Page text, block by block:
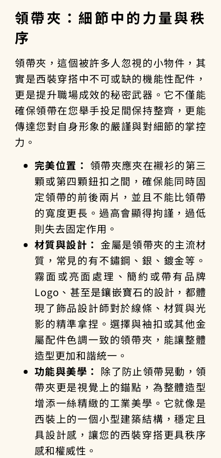
領帶夾：細節中的力量與秩
序
領帶夾，這個被許多人忽視的小物件，其
實是西裝穿搭中不可或缺的機能性配件，
更是提升職場成效的秘密武器。它不僅能
確保領帶在您舉手投足間保持整齊，更能
傳達您對自身形象的嚴謹與對細節的掌控
力。
完美位置： 領帶夾應夾在襯衫的第三
顆或第四顆鈕扣之間，確保能同時固
定領帶的前後兩片，並且不能比領帶
的寬度更長。過高會顯得拘謹，過低
則失去固定作用。
材質與設計： 金屬是領帶夾的主流材
質，常見的有不鏽鋼、銀、鍍金等。
霧面或亮面處理、簡約或帶有品牌
Logo、甚至是鑲嵌寶石的設計，都體
現了飾品設計師對於線條、材質與光
影的精準拿捏。選擇與袖扣或其他金
屬配件色調一致的領帶夾，能讓整體
造型更加和諧統一。
功能與美學： 除了防止領帶晃動，領
帶夾更是視覺上的錨點，為整體造型
增添一絲精緻的工業美學。它就像是
西裝上的一個小型建築結構，穩定且
具設計感，讓您的西裝穿搭更具秩序
感和權威性。